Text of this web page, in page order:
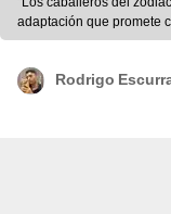
adaptación que promete
LR/Sony
Rodrigo